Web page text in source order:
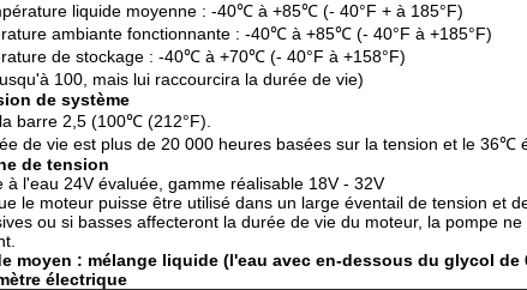
liquide moyenne : -40℃ à +85℃ (- 40°F + à 185°F)
ambiante fonctionnante : -40℃ à +85℃ (- 40°F à +185°F)
de stockage : -40℃ à +70℃ (- 40°F à +158°F)
100, mais lui raccourcira la durée de vie)
de système
barre 2,5 (100℃ (212°F).
de vie est plus de 20 000 heures basées sur la tension et le 36℃
de tension
à l'eau 24V évaluée, gamme réalisable 18V - 32V
le moteur puisse être utilisé dans un large éventail de tension et
ou si basses affecteront la durée de vie du moteur, la pompe
moyen : mélange liquide (l'eau avec en-dessous du glycol de
électrique